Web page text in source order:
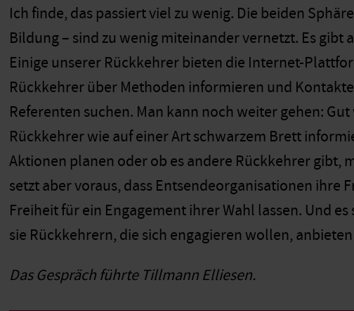
Ich finde, das passiert viel zu wenig. Die beiden
Bildung – sind zu wenig miteinander vernetzt. Es gibt
Einige unserer Rückkehrer bieten die Internet-
Rückkehrer über Methoden informieren und
Referenten suchen. Man kann noch weiter gehen:
Rückkehrer wie auf einer Art schwarzem Brett
Aktionen planen oder ob es andere Rückkehrer gibt,
setzt aber voraus, dass Entsendeorganisationen ihre
Freiheit für ein Engagement ihrer Wahl lassen. Und
sie Rückkehrern, die sich engagieren wollen,
Das Gespräch führte Tillmann Elliesen.